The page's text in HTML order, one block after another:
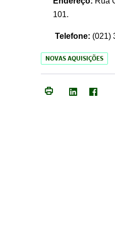
101.
Telefone: (021)
NOVAS AQUISIÇÕES